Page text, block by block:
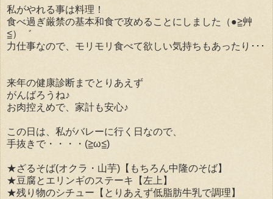
私がやれる事は料理！
食べ過ぎ厳禁の基本和食で攻めることにしました（●≧艸
≦）゛
力仕事なので、モリモリ食べて欲しい気持ちもあったり･･･
来年の健康診断までとりあえず
がんばろうね♪
お肉控えめで、家計も安心♪
この日は、私がバレーに行く日なので、
手抜きで・・・・(≧ω≦)
★ざるそば(オクラ・山芋)【もちろん中隆のそば】
★豆腐とエリンギのステーキ【左上】
★残り物のシチュー【とりあえず低脂肪牛乳で調理】